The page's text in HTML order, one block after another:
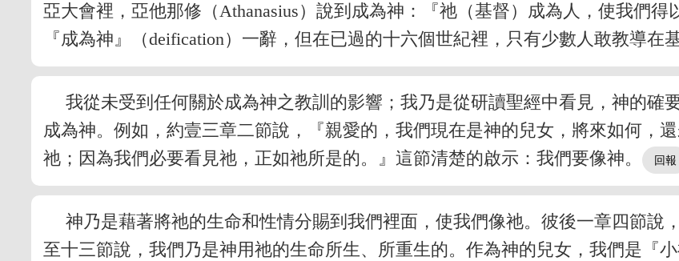
亞大會裡，亞他那修（Athanasius）說到成為神：『祂（基督）成為人，使我們
『成為神』（deification）一辭，但在已過的十六個世紀裡，只有少數人敢教導在
我從未受到任何關於成為神之教訓的影響；我乃是從研讀聖經中看見，神的確
成為神。例如，約壹三章二節說，『親愛的，我們現在是神的兒女，將來如何，
祂；因為我們必要看見祂，正如祂所是的。』這節清楚的啟示：我們要像神。
神乃是藉著將祂的生命和性情分賜到我們裡面，使我們像祂。彼後一章四節說
至十三節說，我們乃是神用祂的生命所生、所重生的。作為神的兒女，我們是『